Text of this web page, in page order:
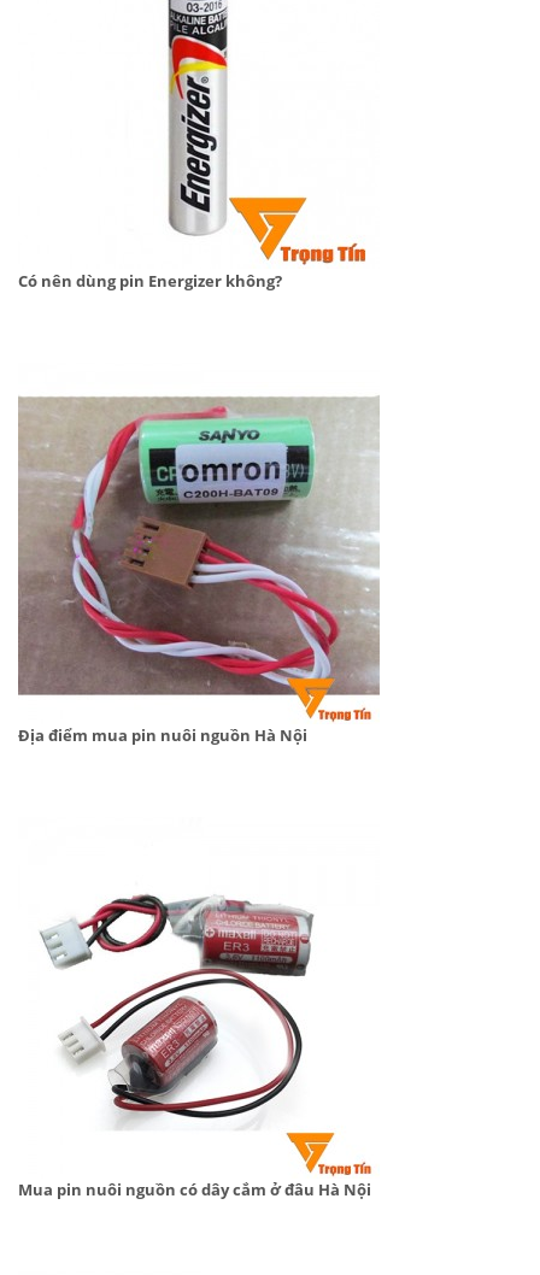
Có nên dùng pin Energizer không?
Địa điểm mua pin nuôi nguồn Hà Nội
Mua pin nuôi nguồn có dây cắm ở đâu Hà Nội